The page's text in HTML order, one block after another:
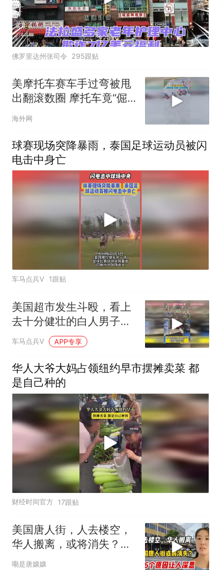
佛罗里达州张司令 295跟贴
美摩托车赛车手过弯被甩
出翻滚数圈 摩托车竟“倔
强”直立继续跑
海外网
球赛现场突降暴雨，泰国足球运动员被闪
电击中身亡
车马点兵V 1跟贴
美国超市发生斗殴，看上
去十分健壮的白人男子竟
全程毫无还手之力
车马点兵V APP专享
华人大爷大妈占领纽约早市摆摊卖菜 都
是自己种的
财经时间官方 17跟贴
美国唐人街，人去楼空，
华人搬离，或将消失？谈
起原因现实又痛心
嘞是唐孃孃